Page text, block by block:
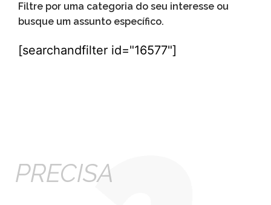
Filtre por uma categoria do seu interesse ou
busque um assunto específico.
[searchandfilter id="16577"]
PRECISA